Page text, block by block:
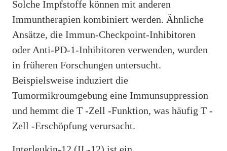
Solche Impfstoffe können mit anderen
Immuntherapien kombiniert werden. Ähnliche
Ansätze, die Immun-Checkpoint-Inhibitoren
oder Anti-PD-1-Inhibitoren verwenden, wurden
in früheren Forschungen untersucht.
Beispielsweise induziert die
Tumormikroumgebung eine Immunsuppression
und hemmt die T -Zell -Funktion, was häufig T -
Zell -Erschöpfung verursacht.